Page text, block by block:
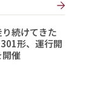
続けてきた
形、運行開
催